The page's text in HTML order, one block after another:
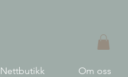
Nettbutikk Om oss